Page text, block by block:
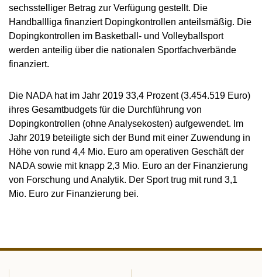
sechsstelliger Betrag zur Verfügung gestellt. Die
Handballliga finanziert Dopingkontrollen anteilsmäßig. Die
Dopingkontrollen im Basketball- und Volleyballsport
werden anteilig über die nationalen Sportfachverbände
finanziert.
Die NADA hat im Jahr 2019 33,4 Prozent (3.454.519 Euro)
ihres Gesamtbudgets für die Durchführung von
Dopingkontrollen (ohne Analysekosten) aufgewendet. Im
Jahr 2019 beteiligte sich der Bund mit einer Zuwendung in
Höhe von rund 4,4 Mio. Euro am operativen Geschäft der
NADA sowie mit knapp 2,3 Mio. Euro an der Finanzierung
von Forschung und Analytik. Der Sport trug mit rund 3,1
Mio. Euro zur Finanzierung bei.